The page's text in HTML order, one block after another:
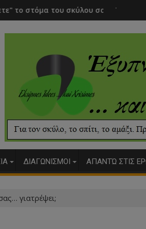
σας Το χάδι ενισχύει την σκέψη
ΔΙΑΓΩΝΙΣΜΟΙ ΑΠΑΝΤΏ ΣΤΙΣ
γιατρέψει;